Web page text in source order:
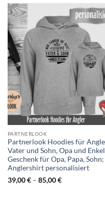
PARTNERLOOK
Partnerlook Hoodies für
Vater und Sohn, Opa und
Geschenk für Opa, Papa, Sohn;
Anglershirt personalisiert
39,00€– 85,00€